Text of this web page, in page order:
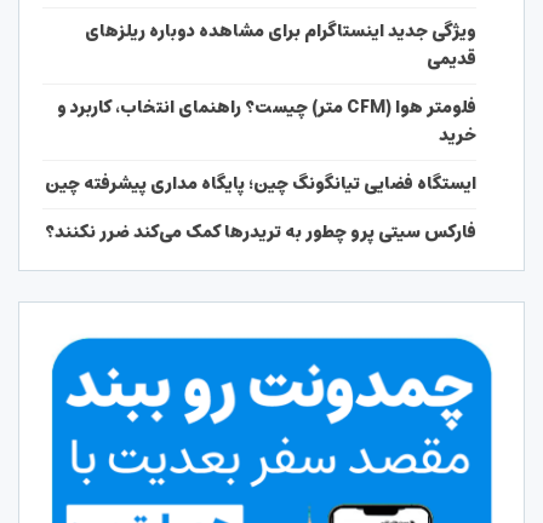
ویژگی جدید اینستاگرام برای مشاهده دوباره ریلزهای
قدیمی
فلومتر هوا (CFM متر) چیست؟ راهنمای انتخاب، کاربرد و
خرید
ایستگاه فضایی تیانگونگ چین؛ پایگاه مداری پیشرفته چین
فارکس سیتی پرو چطور به تریدرها کمک می‌کند ضرر نکنند؟